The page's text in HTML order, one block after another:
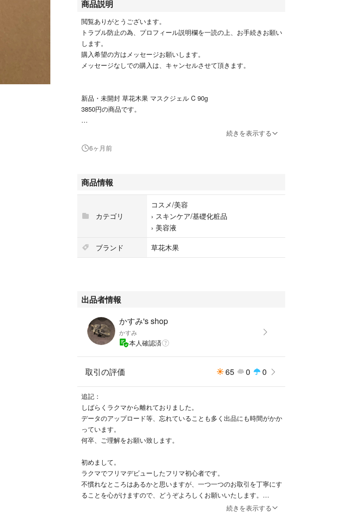
商品説明
閲覧ありがとうございます。
トラブル防止の為、プロフィール説明欄を一読の上、お手続きお願い
します。
購入希望の方はメッセージお願いします。
メッセージなしでの購入は、キャンセルさせて頂きます。
新品・未開封 草花木果 マスクジェル C 90g
3850円の商品です。
自宅保管のため細かいことが気になる方はお控えください。
#コスメ/美容
続きを表示する
6ヶ月前
商品情報
カテゴリ
コスメ/美容
› スキンケア/基礎化粧品
› 美容液
ブランド
草花木果
出品者情報
かすみ's shop
かすみ
本人確認済
取引の評価 65 0 0
追記：
しばらくラクマから離れておりました。
データのアップロード等、忘れていることも多く出品にも時間がかか
っています。
何卒、ご理解をお願い致します。
初めまして。
ラクマでフリマデビューしたフリマ初心者です。
不慣れなところはあるかと思いますが、一つ一つのお取引を丁寧にす
ることを心がけますので、どうぞよろしくお願いいたします。
続きを表示する